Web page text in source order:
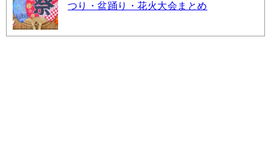
つり・盆踊り・花火大会まとめ